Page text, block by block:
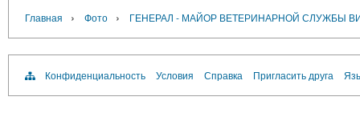
Главная › Фото › ГЕНЕРАЛ - МАЙОР ВЕТЕРИНАРНОЙ СЛУЖБЫ
Конфиденциальность Условия Справка Пригласить друга